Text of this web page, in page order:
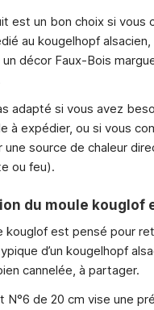
est un bon choix si vous
au kougelhopf
décor Faux-Bois
adapté si vous avez
à expédier, ou si vous
une source de chaleur
ou feu).
du moule kouglof
kouglof est pensé pour
d’un kougelhopf
cannelée, à partager.
N°6 de 20 cm vise une